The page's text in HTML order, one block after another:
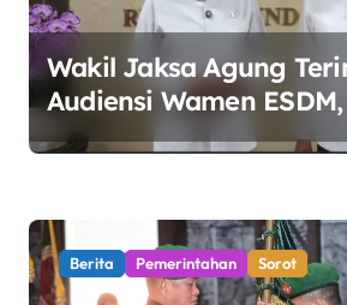
Wakil Jaksa Agung
Audiensi Wamen
Sinergi Kawal Tata
Berita Pemerintahan Sorot